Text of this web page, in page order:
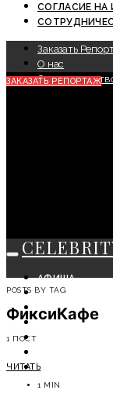
СОГЛАСИЕ НА
Заказать
О нас
ЗАКАЗАТЬ РЕПОРТАЖ
АФИША
СОБЫТИЯ
КРАСОТА
МОДА
СОВЕТЫ
POSTS BY TAG
ФиксиКафе
1 ПОСТ
ЧИТАТЬ
1 MIN